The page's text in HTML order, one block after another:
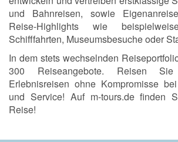
und Bahnreisen, sowie
Reise-Highlights wie
Schifffahrten, Museumsbesuche oder
In dem stets wechselnden
300 Reiseangebote. Reisen
Erlebnisreisen ohne Kompromisse
und Service! Auf m-tours.de finden
Reise!